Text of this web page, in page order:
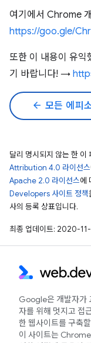
여기에서 Chrome
https://goo.gle/
또한 이 내용이 유익
기 바랍니다! →
arrow_back 모든 에피
달리 명시되지 않는 한 이
Attribution 4.0 라이선스
Apache 2.0 라이선스에
Developers 사이트 정책
사의 등록 상표입니다.
최종 업데이트: 2020-
Google은 개발자가
자를 위해 멋지고 접
한 웹사이트를 구축
이 사이트는